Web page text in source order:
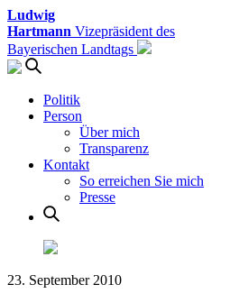
Ludwig
Hartmann Vizepräsident des
Bayerischen Landtags
Politik
Person
Über mich
Transparenz
Kontakt
So erreichen Sie mich
Presse
23. September 2010